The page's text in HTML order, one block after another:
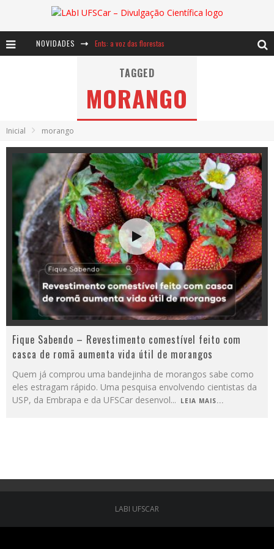
NOVIDADES Ents: a voz das florestas
Notáveis: Bertha Lutz
TAGGED
MORANGO
Inicial morango
Fique Sabendo – Revestimento comestível feito com
casca de romã aumenta vida útil de morangos
Quem já comprou uma bandejinha de morangos sabe como
eles estragam rápido. Uma pesquisa envolvendo cientistas da
USP, da Embrapa e da UFSCar desenvol... LEIA MAIS...
LABI UFSCAR